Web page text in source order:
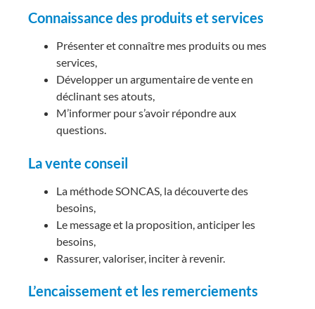
Connaissance des produits et services
Présenter et connaître mes produits ou mes
services,
Développer un argumentaire de vente en
déclinant ses atouts,
M’informer pour s’avoir répondre aux
questions.
La vente conseil
La méthode SONCAS, la découverte des
besoins,
Le message et la proposition, anticiper les
besoins,
Rassurer, valoriser, inciter à revenir.
L’encaissement et les remerciements